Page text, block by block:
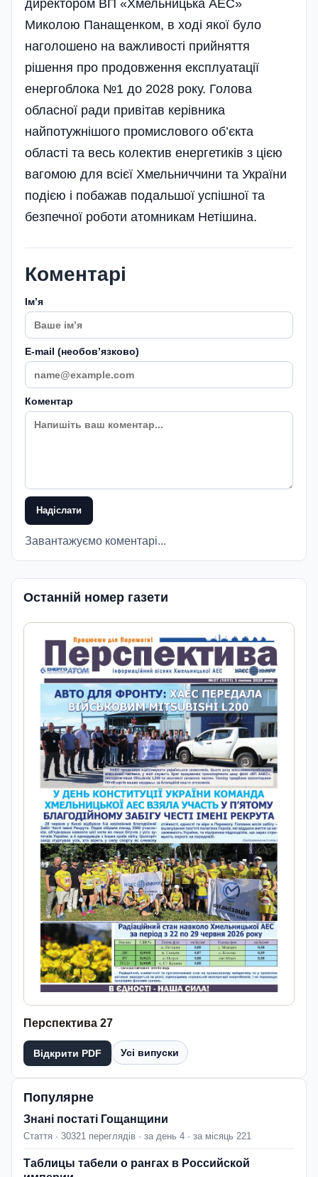
директором ВП «Хмельницька АЕС»
Миколою Панащенком, в ході якої було
наголошено на важливості прийняття
рішення про продовження експлуатації
енергоблока №1 до 2028 року. Голова
обласної ради привітав керівника
найпотужнішого промислового об’єкта
області та весь колектив енергетиків з цією
вагомою для всієї Хмельниччини та України
подією і побажав подальшої успішної та
безпечної роботи атомникам Нетішина.
Коментарі
Імʼя
E-mail (необовʼязково)
Коментар
Надіслати
Завантажуємо коментарі...
Останній номер газети
Перспектива 27
Відкрити PDF Усі випуски
Популярне
Знані постаті Гощанщини
Стаття · 30321 переглядів · за день 4 · за місяць 221
Таблицы табели о рангах в Российской